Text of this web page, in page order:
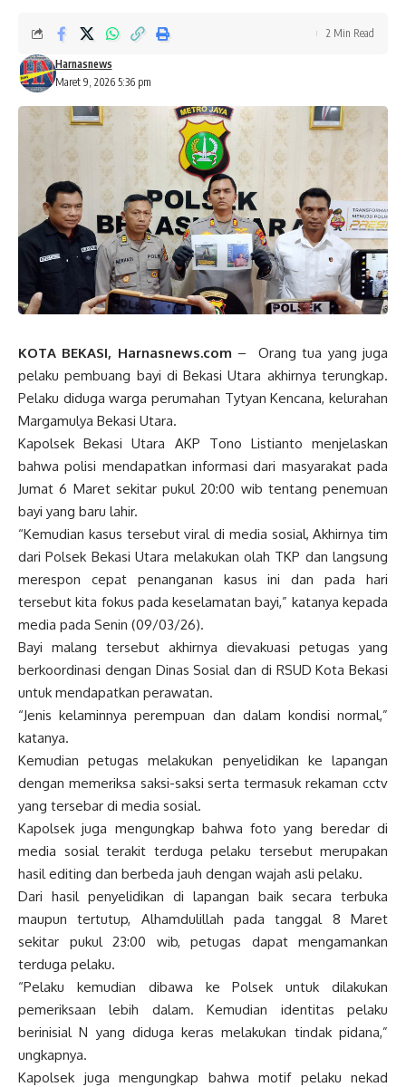
Maret 9, 2026 5:36 pm
Harnasnews
2 Min Read
KOTA BEKASI, Harnasnews.com – Orang tua yang juga
pelaku pembuang bayi di Bekasi Utara akhirnya terungkap.
Pelaku diduga warga perumahan Tytyan Kencana, kelurahan
Margamulya Bekasi Utara.
Kapolsek Bekasi Utara AKP Tono Listianto menjelaskan
bahwa polisi mendapatkan informasi dari masyarakat pada
Jumat 6 Maret sekitar pukul 20:00 wib tentang penemuan
bayi yang baru lahir.
“Kemudian kasus tersebut viral di media sosial, Akhirnya tim
dari Polsek Bekasi Utara melakukan olah TKP dan langsung
merespon cepat penanganan kasus ini dan pada hari
tersebut kita fokus pada keselamatan bayi,” katanya kepada
media pada Senin (09/03/26).
Bayi malang tersebut akhirnya dievakuasi petugas yang
berkoordinasi dengan Dinas Sosial dan di RSUD Kota Bekasi
untuk mendapatkan perawatan.
“Jenis kelaminnya perempuan dan dalam kondisi normal,”
katanya.
Kemudian petugas melakukan penyelidikan ke lapangan
dengan memeriksa saksi-saksi serta termasuk rekaman cctv
yang tersebar di media sosial.
Kapolsek juga mengungkap bahwa foto yang beredar di
media sosial terakit terduga pelaku tersebut merupakan
hasil editing dan berbeda jauh dengan wajah asli pelaku.
Dari hasil penyelidikan di lapangan baik secara terbuka
maupun tertutup, Alhamdulillah pada tanggal 8 Maret
sekitar pukul 23:00 wib, petugas dapat mengamankan
terduga pelaku.
“Pelaku kemudian dibawa ke Polsek untuk dilakukan
pemeriksaan lebih dalam. Kemudian identitas pelaku
berinisial N yang diduga keras melakukan tindak pidana,”
ungkapnya.
Kapolsek juga mengungkap bahwa motif pelaku nekad